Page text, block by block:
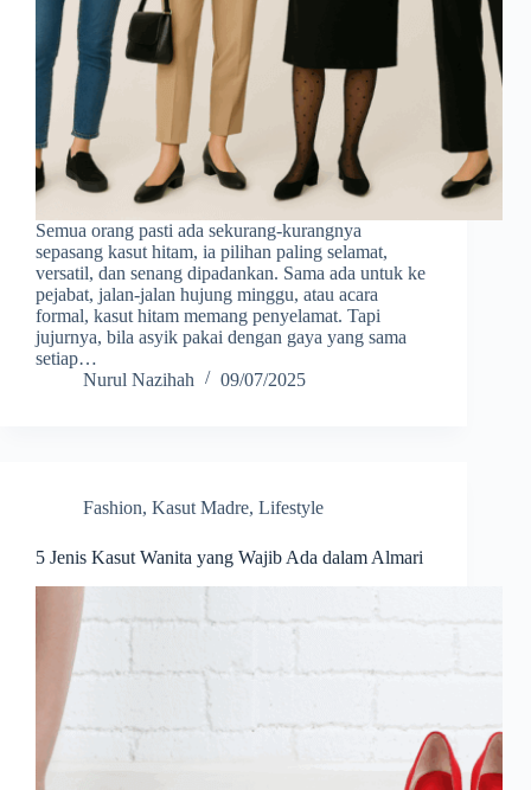
Semua orang pasti ada sekurang-kurangnya
sepasang kasut hitam, ia pilihan paling selamat,
versatil, dan senang dipadankan. Sama ada untuk ke
pejabat, jalan-jalan hujung minggu, atau acara
formal, kasut hitam memang penyelamat. Tapi
jujurnya, bila asyik pakai dengan gaya yang sama
setiap…
Nurul Nazihah
09/07/2025
Fashion, Kasut Madre, Lifestyle
5 Jenis Kasut Wanita yang Wajib Ada dalam Almari